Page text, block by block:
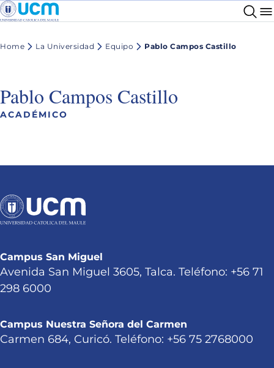
Home La Universidad Equipo Pablo Campos Castillo
Pablo Campos Castillo
ACADÉMICO
Campus San Miguel
Avenida San Miguel 3605, Talca. Teléfono: +56 71
298 6000
Campus Nuestra Señora del Carmen
Carmen 684, Curicó. Teléfono: +56 75 2768000